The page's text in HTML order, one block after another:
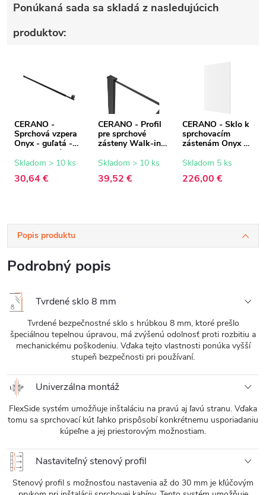
Ponúkaná sada sa skladá z nasledujúcich
produktov:
CERANO -
Sprchová vzpera
Onyx - guľatá -
teleskopická -
čierna matná -
Skladom > 10 ks
30,64 €
CERANO - Profil
pre sprchové
zásteny Walk-in
čierna matná - 15
Skladom > 10 ks
39,52 €
CERANO - Sklo k
sprchovacím
zástenám Onyx -
transparentné
cm
Skladom 5 ks
226,00 €
Popis produktu
Podrobný popis
Tvrdené sklo 8 mm
Tvrdené bezpečnostné sklo s hrúbkou 8 mm, ktoré prešlo
špeciálnou tepelnou úpravou, má zvýšenú odolnosť proti rozbitiu a
mechanickému poškodeniu. Vďaka tejto vlastnosti ponúka vyšší
stupeň bezpečnosti pri používaní.
Univerzálna montáž
FlexSide systém umožňuje inštaláciu na pravú aj ľavú stranu. Vďaka
tomu sa sprchovací kút ľahko prispôsobí konkrétnemu usporiadaniu
kúpeľne a jej priestorovým možnostiam.
Nastaviteľný stenový profil
Stenový profil s možnosťou nastavenia až do 30 mm je kľúčovým